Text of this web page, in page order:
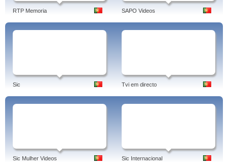
RTP Memoria SAPO Videos
Sic Tvi em directo
Sic Mulher Videos Sic Internacional